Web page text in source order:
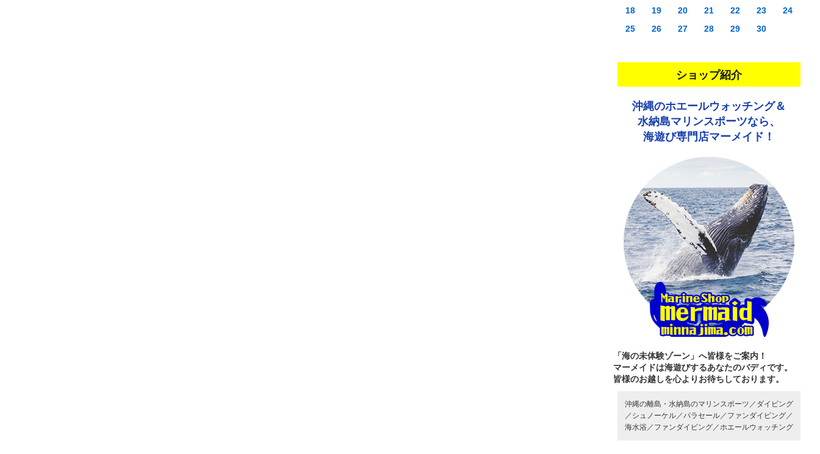
18
19 20 21 22 23
24
25
26 27 28 29 30
ショップ紹介
沖縄のホエールウォッチング＆
水納島マリンスポーツなら、
海遊び専門店マーメイド！
「海の未体験ゾーン」へ皆様をご案内！
マーメイドは海遊びするあなたのバディです。
皆様のお越しを心よりお待ちしております。
沖縄の離島・水納島のマリンスポーツ／ ダイビング
／ シュノーケル／ パラセール／ ファンダイビング／
海水浴／ ファンダイビング／ ホエールウォッチング